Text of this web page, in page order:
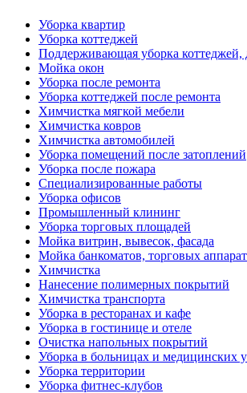
Уборка квартир
Уборка коттеджей
Поддерживающая уборка коттеджей,
Мойка окон
Уборка после ремонта
Уборка коттеджей после ремонта
Химчистка мягкой мебели
Химчистка ковров
Химчистка автомобилей
Уборка помещений после затоплений
Уборка после пожара
Специализированные работы
Уборка офисов
Промышленный клининг
Уборка торговых площадей
Мойка витрин, вывесок, фасада
Мойка банкоматов, торговых
Химчистка
Нанесение полимерных покрытий
Химчистка транспорта
Уборка в ресторанах и кафе
Уборка в гостинице и отеле
Очистка напольных покрытий
Уборка в больницах и медицинских
Уборка территории
Уборка фитнес-клубов